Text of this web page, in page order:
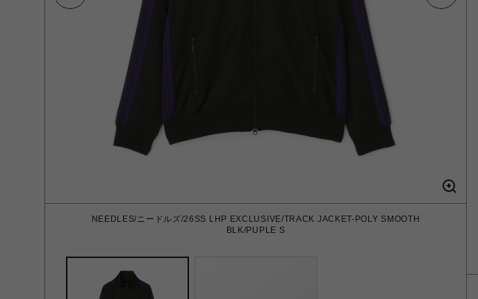
NEEDLES/ニードルズ/26SS LHP EXCLUSIVE/TRACK JACKET-POLY SMOOTH
BLK/PUPLE S